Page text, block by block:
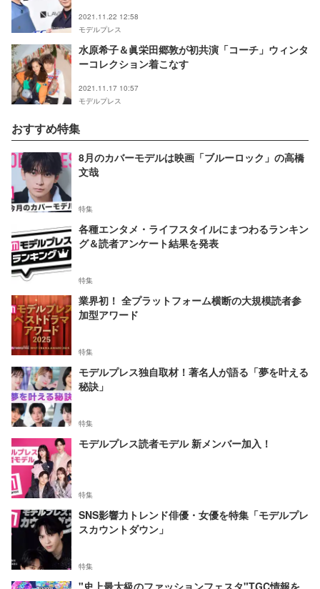
2021.11.22 12:58
モデルプレス
水原希子＆眞栄田郷敦が初共演「コーチ」ウィンタ
ーコレクション着こなす
2021.11.17 10:57
モデルプレス
おすすめ特集
8月のカバーモデルは映画「ブルーロック」の高橋
文哉
特集
各種エンタメ・ライフスタイルにまつわるランキン
グ＆読者アンケート結果を発表
特集
業界初！ 全プラットフォーム横断の大規模読者参
加型アワード
特集
モデルプレス独自取材！著名人が語る「夢を叶える
秘訣」
特集
モデルプレス読者モデル 新メンバー加入！
特集
SNS影響力トレンド俳優・女優を特集「モデルプレ
スカウントダウン」
特集
"史上最大級のファッションフェスタ"TGC情報を